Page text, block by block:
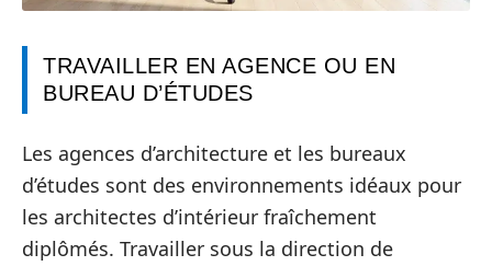
TRAVAILLER EN AGENCE OU EN
BUREAU D’ÉTUDES
Les agences d’architecture et les bureaux
d’études sont des environnements idéaux pour
les architectes d’intérieur fraîchement
diplômés. Travailler sous la direction de